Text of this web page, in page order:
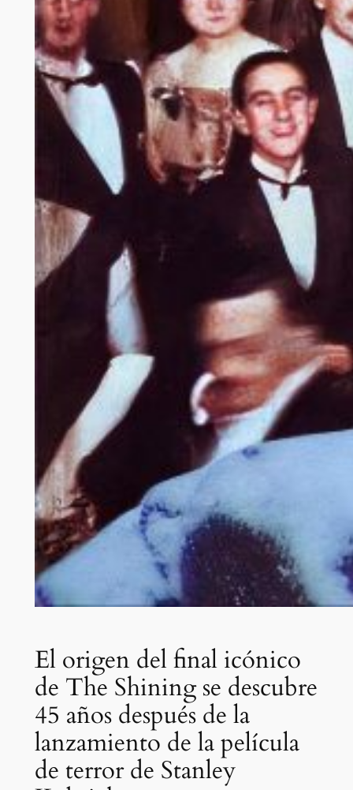
El origen del final icónico
de The Shining se descubre
45 años después de la
lanzamiento de la película
de terror de Stanley